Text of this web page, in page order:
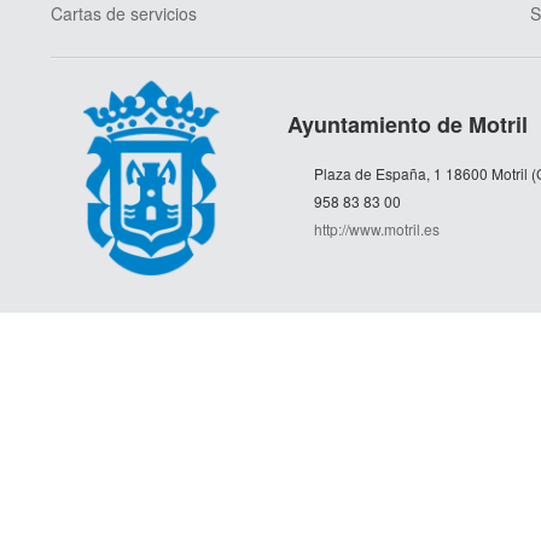
Cartas de servicios
Ayuntamiento de Motril
Plaza de España, 1 18600 Motril
958 83 83 00
http://www.motril.es